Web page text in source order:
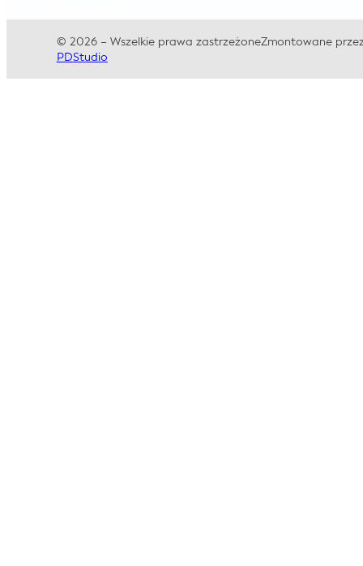
© 2026 – Wszelkie prawa zastrzeżoneZmontowane
PDStudio